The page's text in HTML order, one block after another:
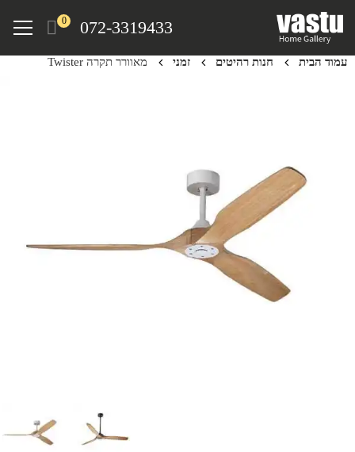
072-3319433
0
Menu
עמוד הבית חנות רהיטים זמני מאוורר תקרה Twister